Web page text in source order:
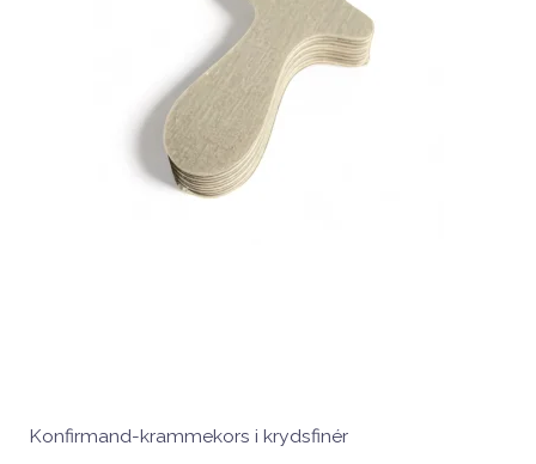
Konfirmand-krammekors i krydsfinér